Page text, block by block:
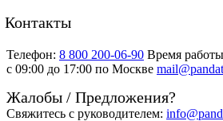
Контакты
Телефон: 8 800 200-06-90 Время
c 09:00 до 17:00 по Москве
Жалобы / Предложения?
Свяжитесь с руководителем: